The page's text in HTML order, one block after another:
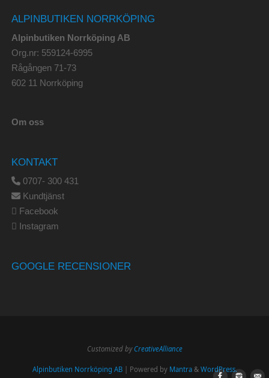
ALPINBUTIKEN NORRKÖPING
Alpinbutiken Norrköping AB
Org.nr: 559124-6995
Rågången 71-73
602 11 Norrköping
Om oss
KONTAKT
0707- 300 431
Kundtjänst
Facebook
Instagram
GOOGLE RECENSIONER
Customized byCreativeAlliance
Alpinbutiken Norrköping AB| Powered by Mantra& WordPress.